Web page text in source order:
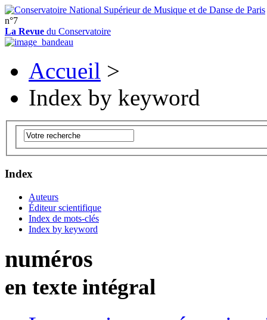
n°7
La Revue du Conservatoire
Accueil >
Index by keyword
Index
Auteurs
Éditeur scientifique
Index de mots-clés
Index by keyword
numéros
en texte intégral